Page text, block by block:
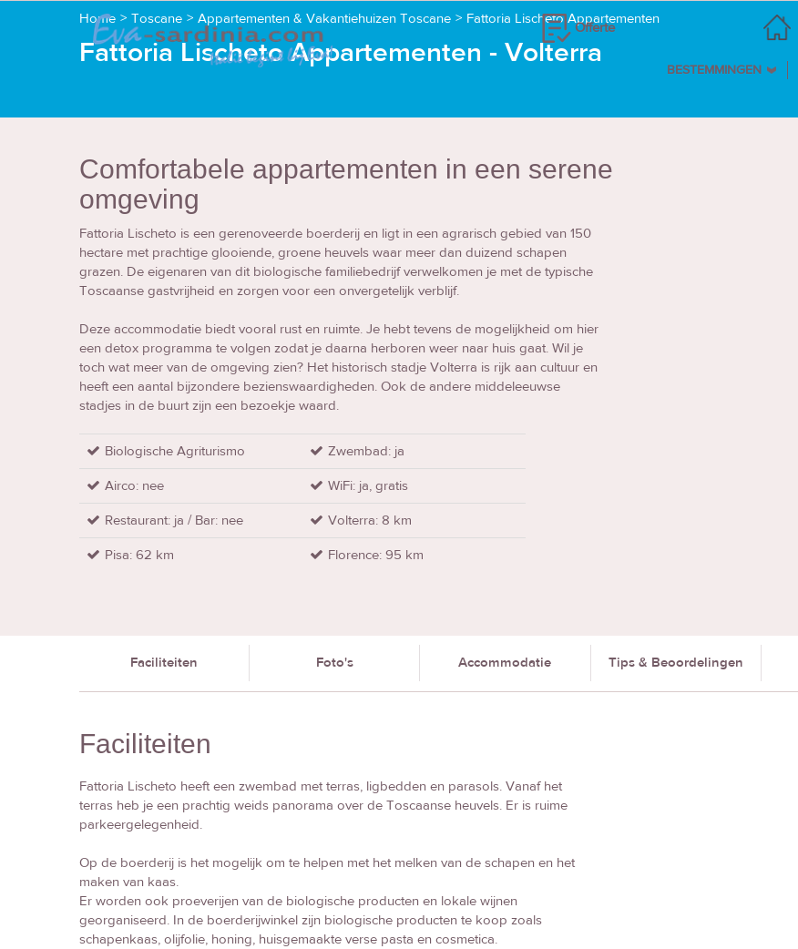
Offerte
BESTEMMINGEN
Home > Toscane > Appartementen & Vakantiehuizen Toscane > Fattoria Lischeto Appartementen
Fattoria Lischeto Appartementen - Volterra
Comfortabele appartementen in een serene
omgeving
Fattoria Lischeto is een gerenoveerde boerderij en ligt in een agrarisch gebied van 150
hectare met prachtige glooiende, groene heuvels waar meer dan duizend schapen
grazen. De eigenaren van dit biologische familiebedrijf verwelkomen je met de typische
Toscaanse gastvrijheid en zorgen voor een onvergetelijk verblijf.
Deze accommodatie biedt vooral rust en ruimte. Je hebt tevens de mogelijkheid om hier
een detox programma te volgen zodat je daarna herboren weer naar huis gaat. Wil je
toch wat meer van de omgeving zien? Het historisch stadje Volterra is rijk aan cultuur en
heeft een aantal bijzondere bezienswaardigheden. Ook de andere middeleeuwse
stadjes in de buurt zijn een bezoekje waard.
Biologische Agriturismo
Zwembad: ja
Airco: nee
WiFi: ja, gratis
Restaurant: ja / Bar: nee
Volterra: 8 km
Pisa: 62 km
Florence: 95 km
Faciliteiten Foto's Accommodatie Tips & Beoordelingen
Faciliteiten
Fattoria Lischeto heeft een zwembad met terras, ligbedden en parasols. Vanaf het
terras heb je een prachtig weids panorama over de Toscaanse heuvels. Er is ruime
parkeergelegenheid.
Op de boerderij is het mogelijk om te helpen met het melken van de schapen en het
maken van kaas.
Er worden ook proeverijen van de biologische producten en lokale wijnen
georganiseerd. In de boerderijwinkel zijn biologische producten te koop zoals
schapenkaas, olijfolie, honing, huisgemaakte verse pasta en cosmetica.